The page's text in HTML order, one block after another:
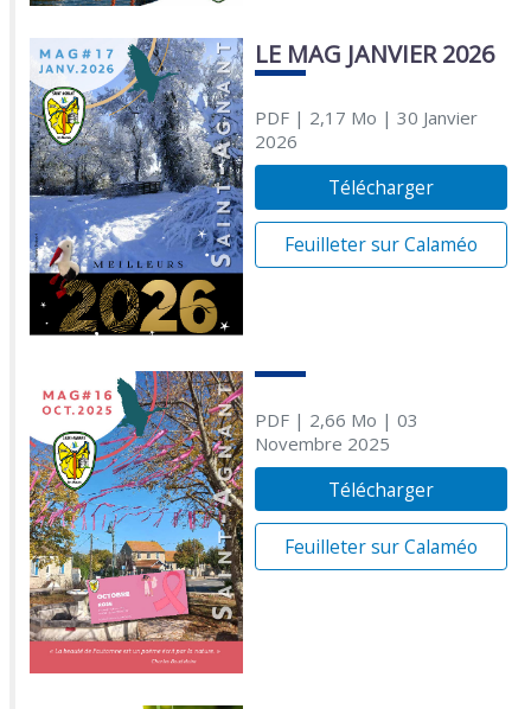
LE MAG JANVIER 2026
PDF| 2,17 Mo | 30 Janvier
2026
Télécharger
Feuilleter sur Calaméo
PDF| 2,66 Mo | 03
Novembre 2025
Télécharger
Feuilleter sur Calaméo